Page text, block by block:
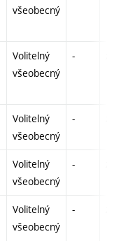
všeobecný
Volitelný
všeobecný
-
Volitelný
všeobecný
-
Volitelný
všeobecný
-
Volitelný
všeobecný
-